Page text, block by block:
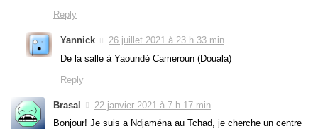
Reply
Yannick
26 juillet 2021 à 23 h 33 min
De la salle à Yaoundé Cameroun (Douala)
Reply
Brasal
22 janvier 2021 à 7 h 17 min
Bonjour! Je suis a Ndjaména au Tchad, je cherche un centre